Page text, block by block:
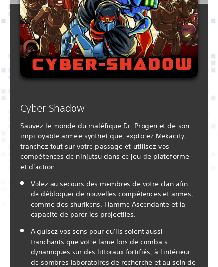
Cyber Shadow
Sauvez le monde du maléfique Dr. Progen et de son
impitoyable armée synthétique, explorez Mekacity,
tranchez tout sur votre passage et utilisez vos
compétences de ninjutsu dans ce jeu de plateforme
et d'action.
Volez au secours des membres de votre clan afin
de débloquer de nouvelles compétences et armes,
comme des shurikens, Flamme Ascendante et la
capacité de parer les projectiles.
Aiguisez vos sens pour qu'ils soient aussi
tranchants que votre lame lors de combats
dynamiques sur des littoraux fortifiés, à l'intérieur
de sombres laboratoires de recherche et au sein de